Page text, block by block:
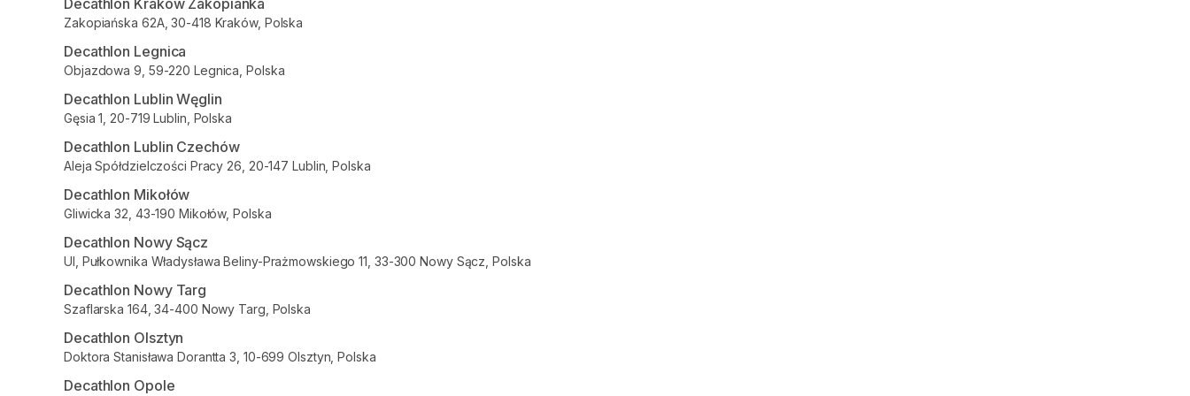
Decathlon Kraków Zakopianka
Zakopiańska 62A, 30-418 Kraków, Polska
Decathlon Legnica
Objazdowa 9, 59-220 Legnica, Polska
Decathlon Lublin Węglin
Gęsia 1, 20-719 Lublin, Polska
Decathlon Lublin Czechów
Aleja Spółdzielczości Pracy 26, 20-147 Lublin, Polska
Decathlon Mikołów
Gliwicka 32, 43-190 Mikołów, Polska
Decathlon Nowy Sącz
Ul, Pułkownika Władysława Beliny-Prażmowskiego 11, 33-300 Nowy Sącz, Polska
Decathlon Nowy Targ
Szaflarska 164, 34-400 Nowy Targ, Polska
Decathlon Olsztyn
Doktora Stanisława Dorantta 3, 10-699 Olsztyn, Polska
Decathlon Opole